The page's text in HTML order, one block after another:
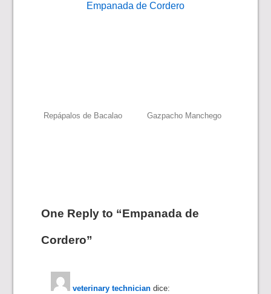
Empanada de Cordero
Navegación
Repápalos de Bacalao Gazpacho Manchego
One Reply to “Empanada de
Cordero”
veterinary technician dice: